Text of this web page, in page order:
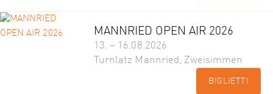
MANNRIED OPEN AIR 2026
13. – 16.08.2026
Turnlatz Mannried, Zweisimmen
BIGLIETTI